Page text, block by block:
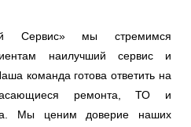
Сервис» мы стремимся
наилучший сервис и
команда готова ответить на
ремонта, ТО и
Мы ценим доверие наших